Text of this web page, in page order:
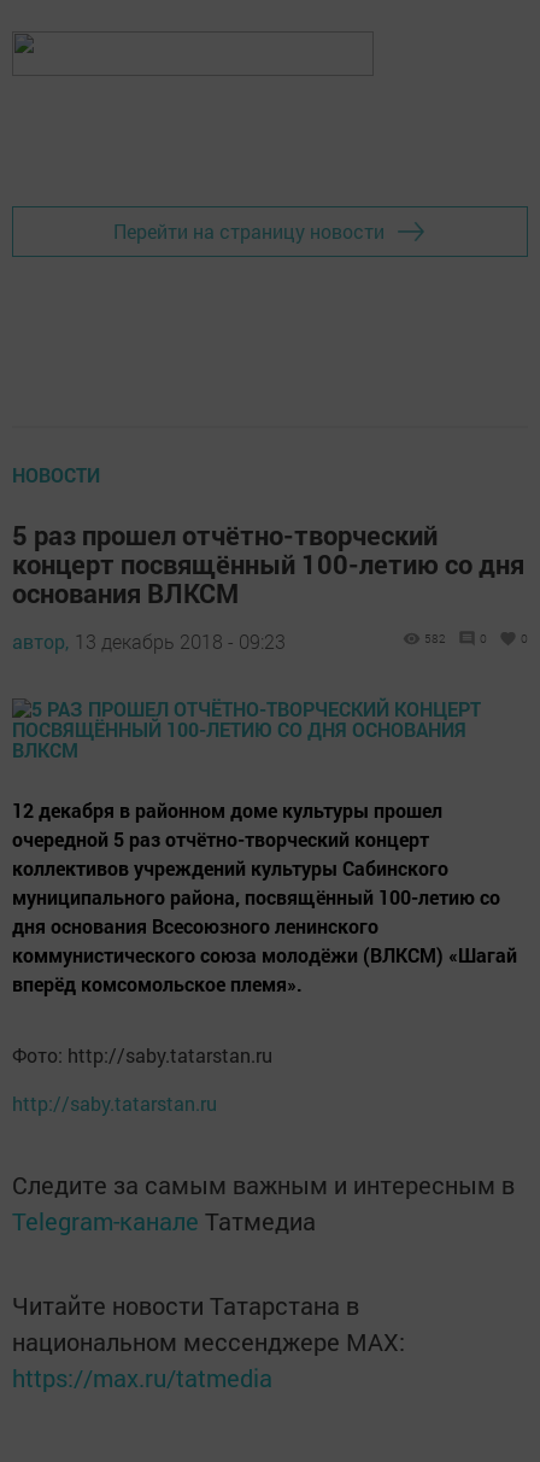
Перейти на страницу новости
НОВОСТИ
5 раз прошел отчётно-творческий
концерт посвящённый 100-летию со дня
основания ВЛКСМ
автор, 13 декабрь 2018 - 09:23 582 0 0
12 декабря в районном доме культуры прошел
очередной 5 раз отчётно-творческий концерт
коллективов учреждений культуры Сабинского
муниципального района, посвящённый 100-летию со
дня основания Всесоюзного ленинского
коммунистического союза молодёжи (ВЛКСМ) «Шагай
вперёд комсомольское племя».
Фото: http://saby.tatarstan.ru
http://saby.tatarstan.ru
Следите за самым важным и интересным в
Telegram-канале Татмедиа
Читайте новости Татарстана в
национальном мессенджере MАХ:
https://max.ru/tatmedia